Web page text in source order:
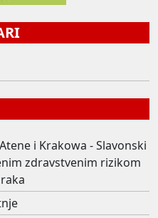
i Krakowa - Slavonski
zdravstvenim rizikom